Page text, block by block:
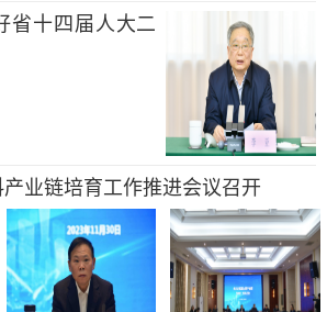
省十四届人大二
业链培育工作推进会议召开